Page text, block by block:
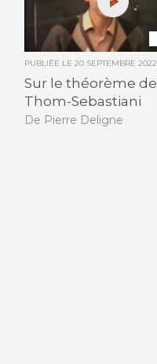
PUBLIÉE LE 20 SEPTEMBRE 2022
Sur le théorème de
Thom-Sebastiani
De Pierre Deligne